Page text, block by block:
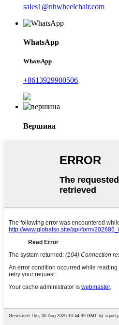
sales1@nhwheelchair.com
WhatsApp
WhatsApp
+8613929900506
Вершина